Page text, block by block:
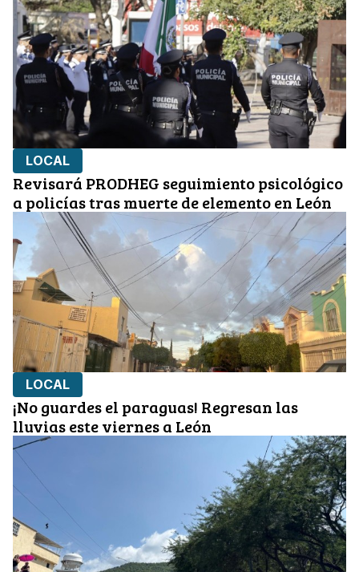
LOCAL
Revisará PRODHEG seguimiento psicológico
a policías tras muerte de elemento en León
LOCAL
¡No guardes el paraguas! Regresan las
lluvias este viernes a León